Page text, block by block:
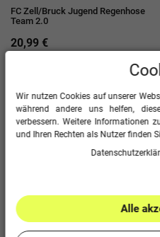
FC Zell/Bruck Jugend Regenhose
Team 2.0
20,99 €
FC Zell/Bruck Jugend
Wir nutzen Cookies auf unserer
während andere uns helfen,
verbessern. Weitere Informationen
und Ihren Rechten als Nutzer finden
Alle